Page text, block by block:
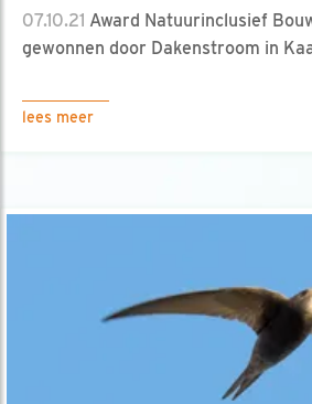
07.10.21 Award Natuurinclusief
gewonnen door Dakenstroom in
lees meer